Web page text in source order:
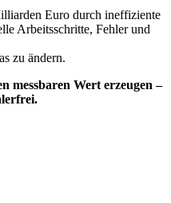
Euro durch ineffiziente
Arbeitsschritte, Fehler und
zu ändern.
messbaren Wert erzeugen –